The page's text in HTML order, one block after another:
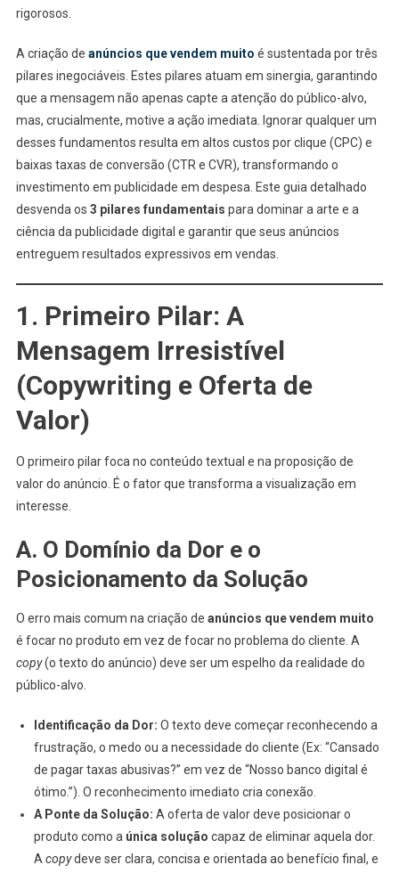
rigorosos.
A criação de anúncios que vendem muito é sustentada por três
pilares inegociáveis. Estes pilares atuam em sinergia, garantindo
que a mensagem não apenas capte a atenção do público-alvo,
mas, crucialmente, motive a ação imediata. Ignorar qualquer um
desses fundamentos resulta em altos custos por clique (CPC) e
baixas taxas de conversão (CTR e CVR), transformando o
investimento em publicidade em despesa. Este guia detalhado
desvenda os 3 pilares fundamentais para dominar a arte e a
ciência da publicidade digital e garantir que seus anúncios
entreguem resultados expressivos em vendas.
1. Primeiro Pilar: A
Mensagem Irresistível
(Copywriting e Oferta de
Valor)
O primeiro pilar foca no conteúdo textual e na proposição de
valor do anúncio. É o fator que transforma a visualização em
interesse.
A. O Domínio da Dor e o
Posicionamento da Solução
O erro mais comum na criação de anúncios que vendem muito
é focar no produto em vez de focar no problema do cliente. A
copy(o texto do anúncio) deve ser um espelho da realidade do
público-alvo.
Identificação da Dor: O texto deve começar reconhecendo a
frustração, o medo ou a necessidade do cliente (Ex: “Cansado
de pagar taxas abusivas?” em vez de “Nosso banco digital é
ótimo.”). O reconhecimento imediato cria conexão.
A Ponte da Solução: A oferta de valor deve posicionar o
produto como a única solução capaz de eliminar aquela dor.
A copydeve ser clara, concisa e orientada ao benefício final, e